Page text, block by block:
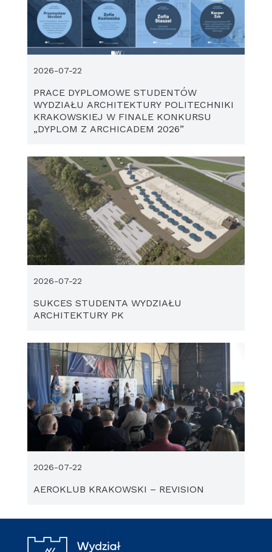
PRACE DYPLOMOWE STUDENTÓW
WYDZIAŁU ARCHITEKTURY POLITECHNIKI
KRAKOWSKIEJ W FINALE KONKURSU
„DYPLOM Z ARCHICADEM 2026”
2026-07-22
SUKCES STUDENTA WYDZIAŁU
ARCHITEKTURY PK
2026-07-22
AEROKLUB KRAKOWSKI – REVISION
2026-07-22